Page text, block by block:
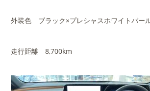
外装色 ブラック×プレシャスホワイトパー
走行距離 8,700km